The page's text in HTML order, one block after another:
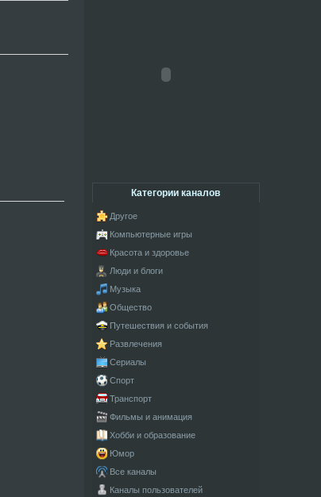
Категории каналов
Другое
Компьютерные игры
Красота и здоровье
Люди и блоги
Музыка
Общество
Путешествия и события
Развлечения
Сериалы
Спорт
Транспорт
Фильмы и анимация
Хобби и образование
Юмор
Все каналы
Каналы пользователей